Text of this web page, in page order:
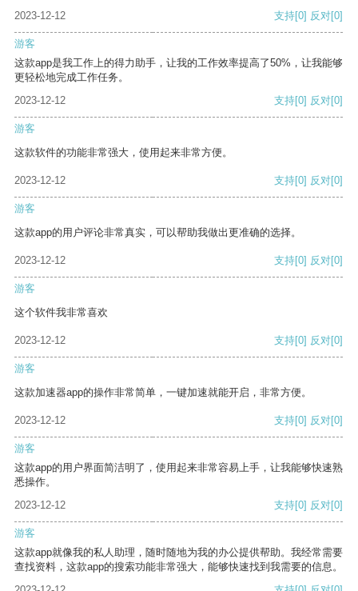
2023-12-12
支持[0] 反对[0]
游客
这款app是我工作上的得力助手，让我的工作效率提高了50%，让我能够
更轻松地完成工作任务。
2023-12-12
支持[0] 反对[0]
游客
这款软件的功能非常强大，使用起来非常方便。
2023-12-12 支持[0] 反对[0]
游客
这款app的用户评论非常真实，可以帮助我做出更准确的选择。
2023-12-12 支持[0] 反对[0]
游客
这个软件我非常喜欢
2023-12-12 支持[0] 反对[0]
游客
这款加速器app的操作非常简单，一键加速就能开启，非常方便。
2023-12-12 支持[0] 反对[0]
游客
这款app的用户界面简洁明了，使用起来非常容易上手，让我能够快速熟
悉操作。
2023-12-12
支持[0] 反对[0]
游客
这款app就像我的私人助理，随时随地为我的办公提供帮助。我经常需要
查找资料，这款app的搜索功能非常强大，能够快速找到我需要的信息。